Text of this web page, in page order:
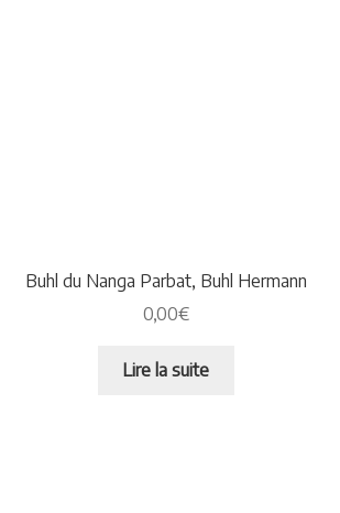
Buhl du Nanga Parbat, Buhl Hermann
0,00€
Lire la suite